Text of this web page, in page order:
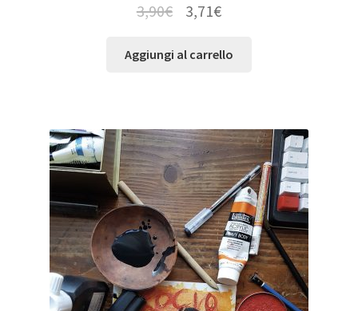
3,90€ 3,71€
Aggiungi al carrello